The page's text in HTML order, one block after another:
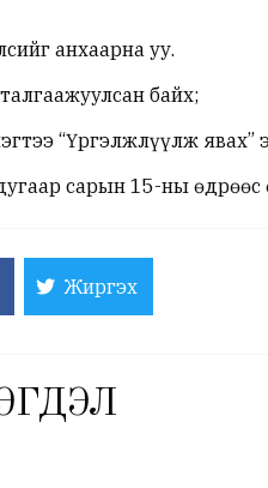
анхаарна уу.
байх;
“Үргэлжлүүлж явах”
сарын 15-ны өдрөөс
Жиргэх